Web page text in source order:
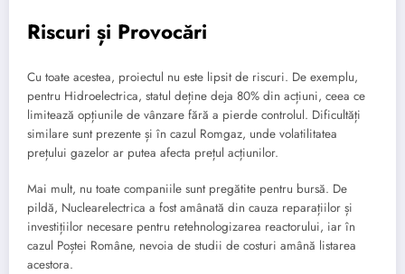
Riscuri și Provocări
Cu toate acestea, proiectul nu este lipsit de riscuri. De exemplu,
pentru Hidroelectrica, statul deține deja 80% din acțiuni, ceea ce
limitează opțiunile de vânzare fără a pierde controlul. Dificultăți
similare sunt prezente și în cazul Romgaz, unde volatilitatea
prețului gazelor ar putea afecta prețul acțiunilor.
Mai mult, nu toate companiile sunt pregătite pentru bursă. De
pildă, Nuclearelectrica a fost amânată din cauza reparațiilor și
investițiilor necesare pentru retehnologizarea reactorului, iar în
cazul Poștei Române, nevoia de studii de costuri amână listarea
acestora.